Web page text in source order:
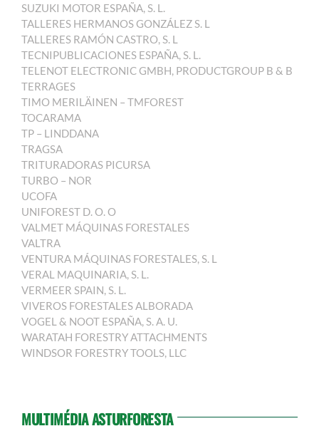
SUZUKI MOTOR ESPAÑA, S. L.
TALLERES HERMANOS GONZÁLEZ S. L
TALLERES RAMÓN CASTRO, S. L
TECNIPUBLICACIONES ESPAÑA, S. L.
TELENOT ELECTRONIC GMBH, PRODUCTGROUP B & B
TERRAGES
TIMO MERILÄINEN – TMFOREST
TOCARAMA
TP – LINDDANA
TRAGSA
TRITURADORAS PICURSA
TURBO – NOR
UCOFA
UNIFOREST D. O. O
VALMET MÁQUINAS FORESTALES
VALTRA
VENTURA MÁQUINAS FORESTALES, S. L
VERAL MAQUINARIA, S. L.
VERMEER SPAIN, S. L.
VIVEROS FORESTALES ALBORADA
VOGEL & NOOT ESPAÑA, S. A. U.
WARATAH FORESTRY ATTACHMENTS
WINDSOR FORESTRY TOOLS, LLC
MULTIMÉDIA ASTURFORESTA